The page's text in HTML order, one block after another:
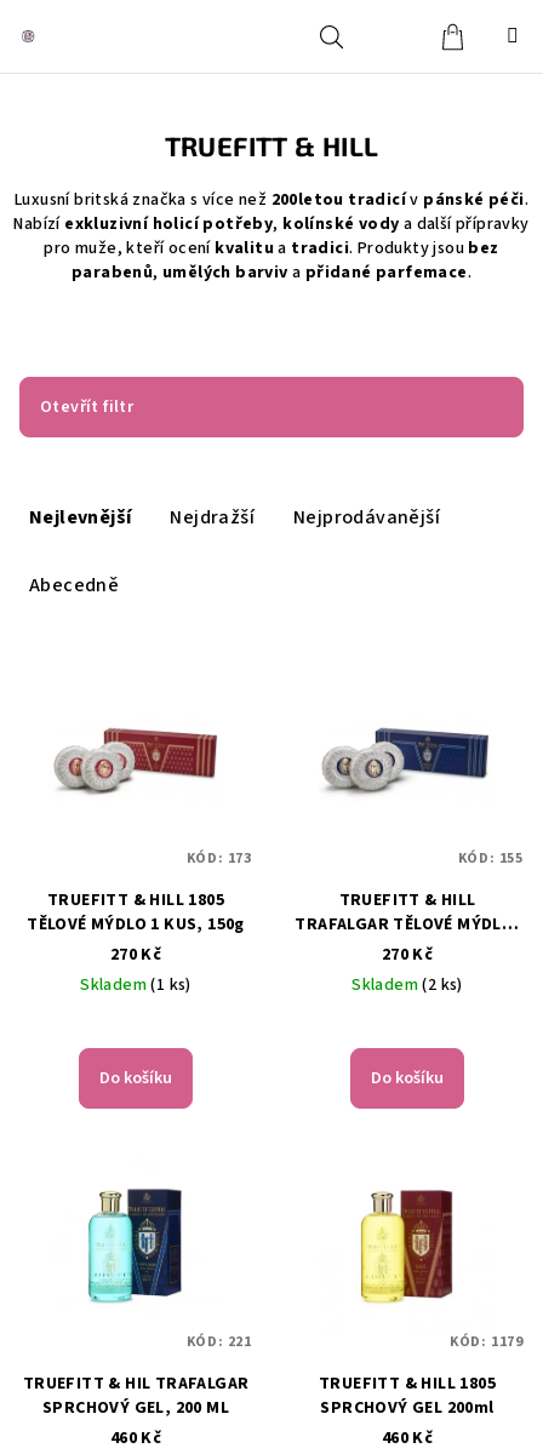
HledatPřihlášeníKošík
TRUEFITT & HILL
Luxusní britská značka s více než 200letou tradicív pánské péči.
Nabízí exkluzivní holicí potřeby, kolínské vody a další přípravky
pro muže, kteří ocení kvalitua tradici. Produkty jsou bez
parabenů, umělých barviv a přidané parfemace.
Otevřít filtr
Nejlevnější Nejdražší Nejprodávanější
Abecedně
TRUEFITT & HILL 1805
TĚLOVÉ MÝDLO 1 KUS, 150g
270 Kč
Skladem(1 ks)
Do košíku
KÓD: 173
TRUEFITT & HILL
TRAFALGAR TĚLOVÉ MÝDLO,
150g
270 Kč
Skladem(2 ks)
Do košíku
KÓD: 155
TRUEFITT & HIL TRAFALGAR
SPRCHOVÝ GEL, 200 ML
460 Kč
KÓD: 221
TRUEFITT & HILL 1805
SPRCHOVÝ GEL 200ml
460 Kč
KÓD: 1179